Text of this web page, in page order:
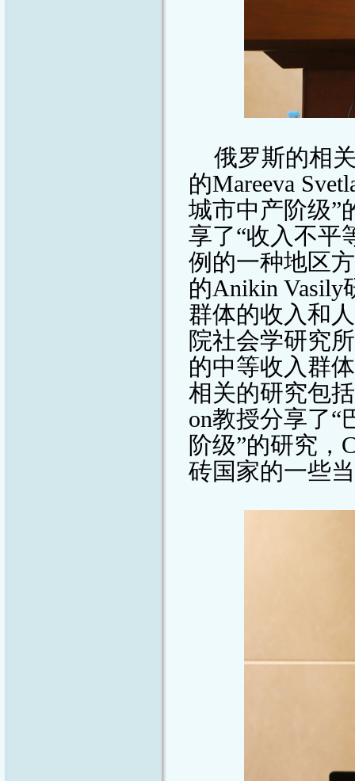
俄罗斯的相
的Mareeva
城市中产阶级”
享了“收入不平
例的一种地区
的Anikin Vasily
群体的收入和
院社会学研究
的中等收入群
相关的研究包
on教授分享了“
阶级”的研究，
砖国家的一些